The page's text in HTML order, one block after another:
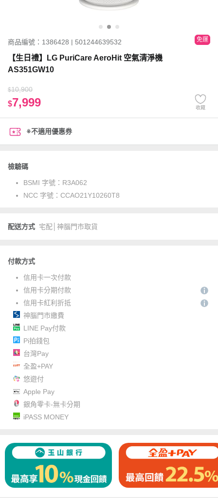
商品編號：1386428 | 501244639532 免運
【生日禮】LG PuriCare AeroHit 空氣清淨機
AS351GW10
$10,900
$7,999 收藏
※不適用優惠券
檢驗碼
BSMI 字號： R3A062
NCC 字號： CCAO21Y10260T8
配送方式 宅配│神腦門市取貨
付款方式
信用卡一次付款
信用卡分期付款
信用卡紅利折抵
神腦門市繳費
LINE Pay付款
Pi拍錢包
台灣Pay
全盈+PAY
悠遊付
Apple Pay
銀角零卡-無卡分期
iPASS MONEY